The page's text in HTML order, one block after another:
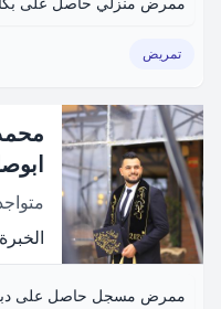
تمريض
الخبرة: 1